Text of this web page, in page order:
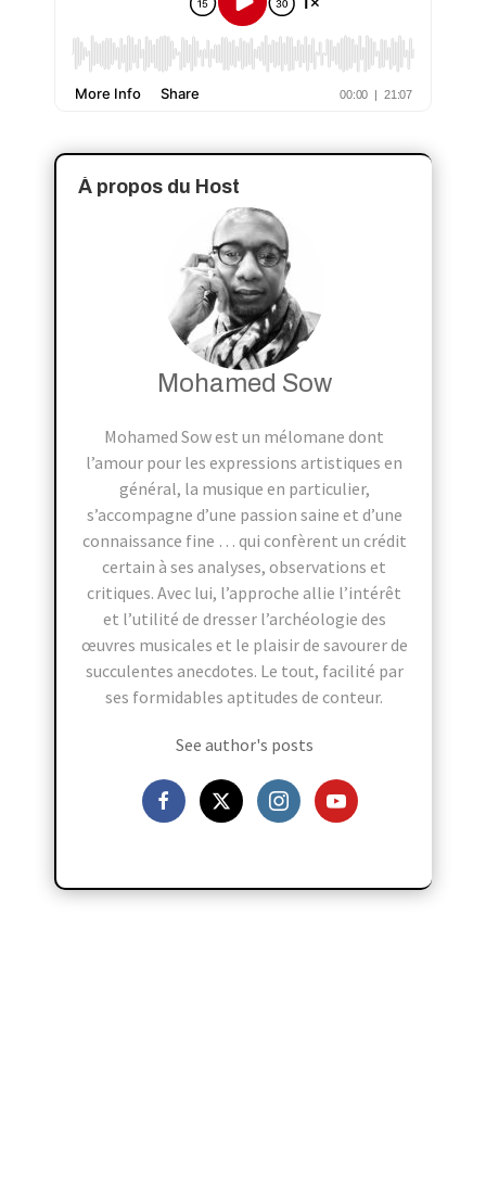
À propos du Host
Mohamed Sow
Mohamed Sow est un mélomane dont
l’amour pour les expressions artistiques en
général, la musique en particulier,
s’accompagne d’une passion saine et d’une
connaissance fine … qui confèrent un crédit
certain à ses analyses, observations et
critiques. Avec lui, l’approche allie l’intérêt
et l’utilité de dresser l’archéologie des
œuvres musicales et le plaisir de savourer de
succulentes anecdotes. Le tout, facilité par
ses formidables aptitudes de conteur.
See author's posts